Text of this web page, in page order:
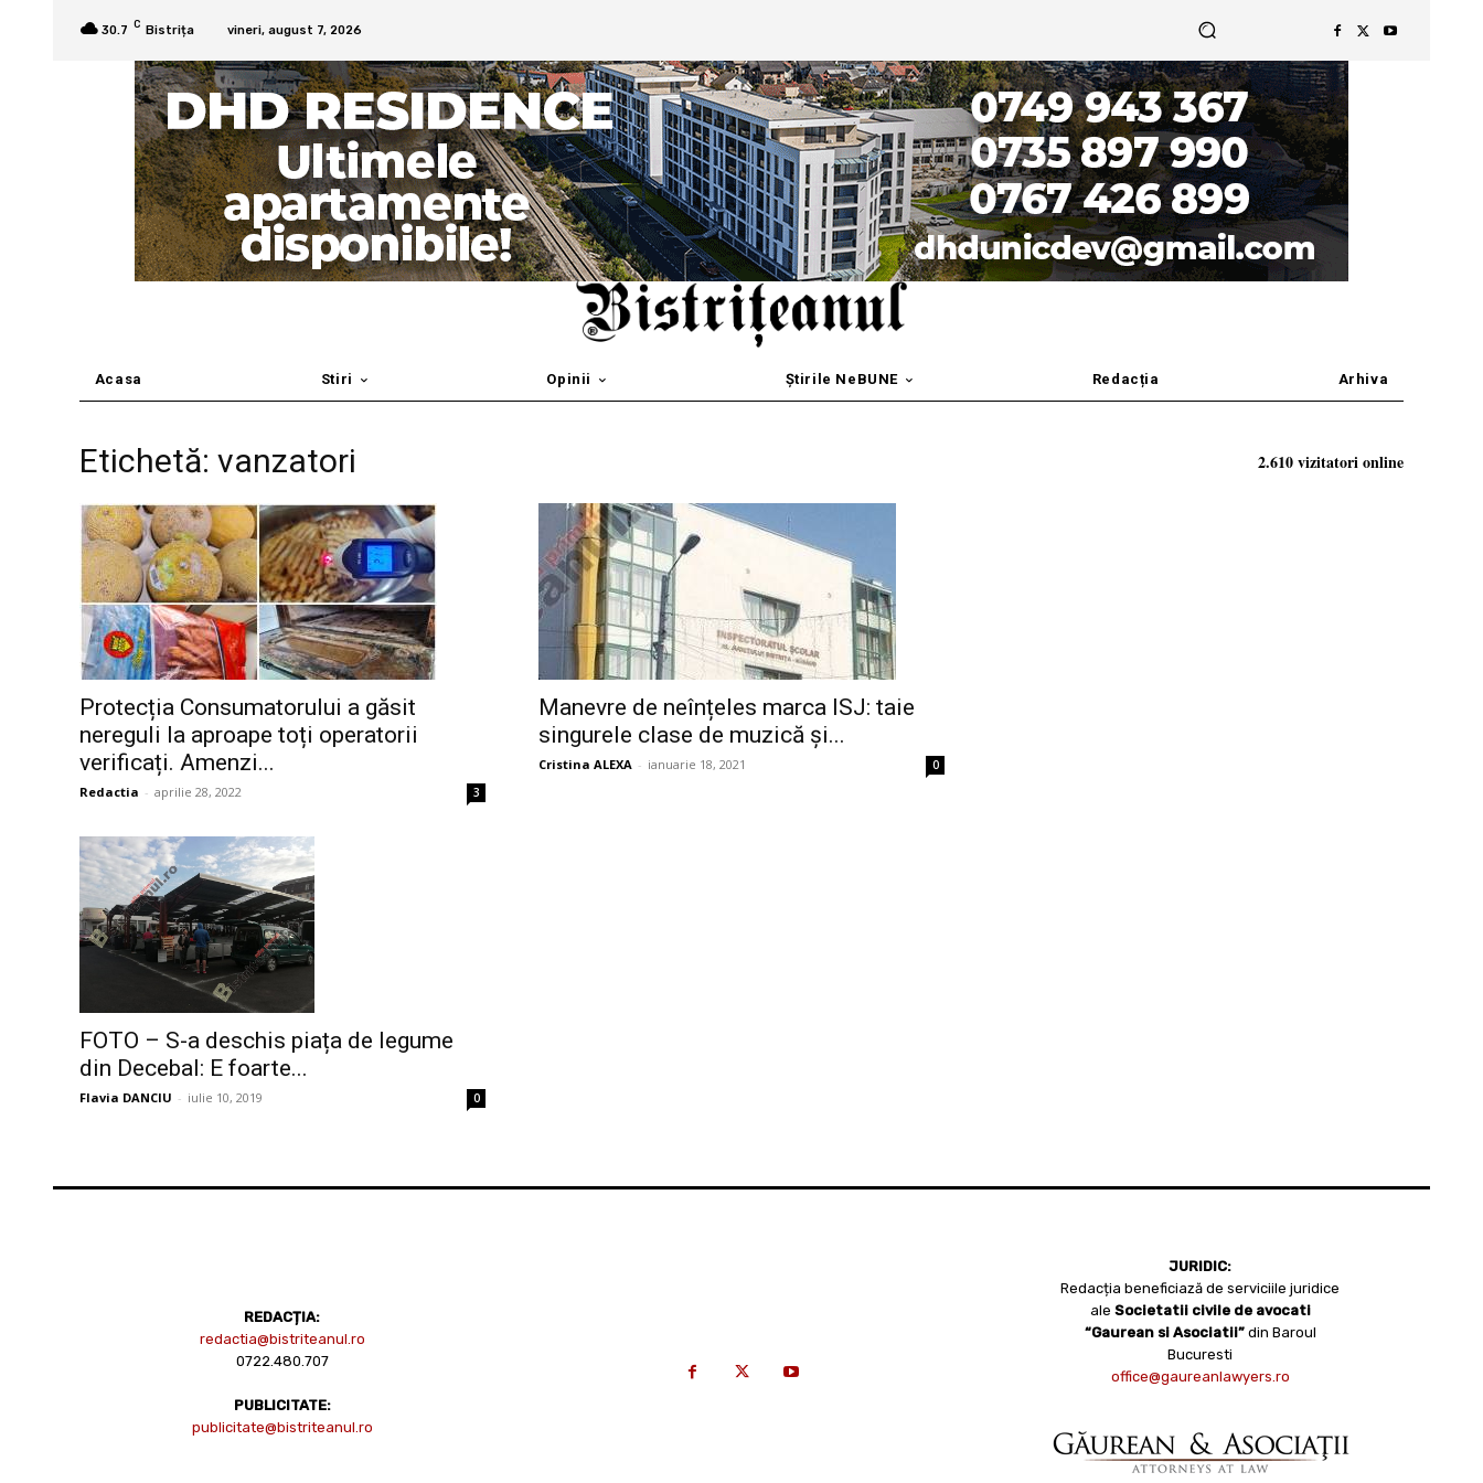
30.7 C Bistrița vineri, august 7, 2026
Acasa Stiri Opinii Știrile NeBUNE Redacția Arhiva
Etichetă: vanzatori
Protecția Consumatorului a găsit
nereguli la aproape toți operatorii
verificați. Amenzi...
Redactia - aprilie 28, 2022 3
Manevre de neînțeles marca ISJ: taie
singurele clase de muzică și...
Cristina ALEXA - ianuarie 18, 2021 0
FOTO – S-a deschis piața de legume
din Decebal: E foarte...
Flavia DANCIU - iulie 10, 2019 0
2.610 vizitatori online
REDACȚIA:
redactia@bistriteanul.ro
0722.480.707
PUBLICITATE:
publicitate@bistriteanul.ro
JURIDIC:
Redacția beneficiază de serviciile juridice
ale Societatii civile de avocati
“Gaurean si Asociatii” din Baroul
Bucuresti
office@gaureanlawyers.ro